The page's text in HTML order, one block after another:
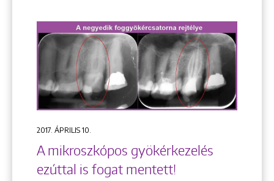
2017. ÁPRILIS 10.
A mikroszkópos gyökérkezelés
ezúttal is fogat mentett!